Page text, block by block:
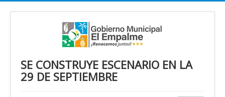
SE CONSTRUYE ESCENARIO EN LA
29 DE SEPTIEMBRE